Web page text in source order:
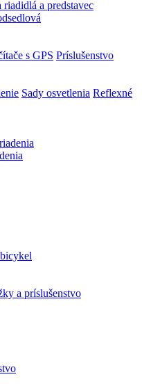
riadidlá a predstavec
s GPS Príslušenstvo
Sady osvetlenia Reflexné
a príslušenstvo